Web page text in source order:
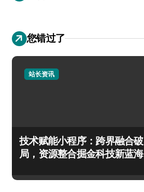
您错过了
站长资讯
技术赋能小程序：跨界融合破
局，资源整合掘金科技新蓝海